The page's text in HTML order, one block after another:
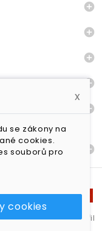






| Shop vytvořil
x
se zákony na
cookies.
souborů pro
cookies